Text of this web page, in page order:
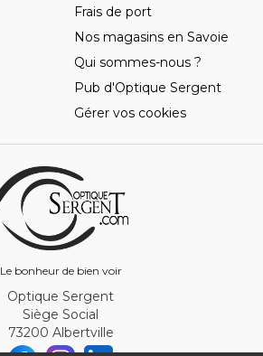
Le bonheur de bien voir
Frais de port
Nos magasins en Savoie
Qui sommes-nous ?
Pub d'Optique Sergent
Gérer vos cookies
Optique Sergent
Siège Social
73200 Albertville